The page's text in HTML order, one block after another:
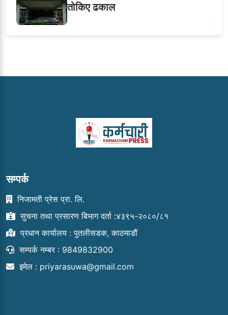
तोकिए ढकाल
सम्पर्क
निजामती प्रेस प्रा. लि.
सुचना तथा प्रसारण बिभाग दर्ता :४३९५-२०८०/८१
प्रधान कार्यालय : पुतलीसडक, काठमाडौं
सम्पर्क नम्बर : 9849832900
इमेल : priyarasuwa@gmail.com